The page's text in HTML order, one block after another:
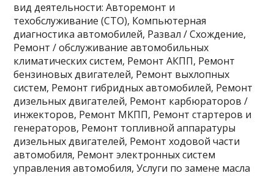
вид деятельности: Авторемонт и
техобслуживание (СТО), Компьютерная
диагностика автомобилей, Развал / Схождение,
Ремонт / обслуживание автомобильных
климатических систем, Ремонт АКПП, Ремонт
бензиновых двигателей, Ремонт выхлопных
систем, Ремонт гибридных автомобилей, Ремонт
дизельных двигателей, Ремонт карбюраторов /
инжекторов, Ремонт МКПП, Ремонт стартеров и
генераторов, Ремонт топливной аппаратуры
дизельных двигателей, Ремонт ходовой части
автомобиля, Ремонт электронных систем
управления автомобиля, Услуги по замене масла